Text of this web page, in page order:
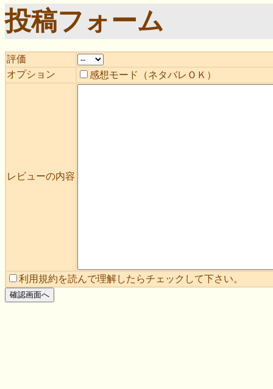
投稿フォーム
評価
オプション
感想モード（ネタバレＯＫ）
レビューの内容
利用規約を読んで理解したらチェックして下さい。